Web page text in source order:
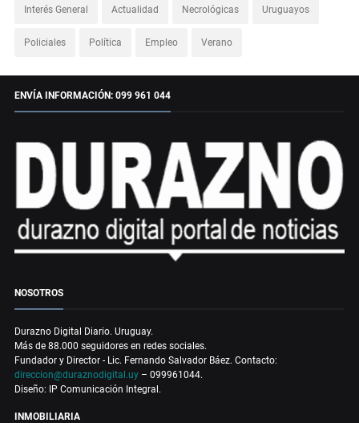
Interés General Actualidad Necrológicas Uruguayos
Policiales Política Empleo Verano
ENVÍA INFORMACIÓN: 099 961 044
NOSOTROS
Durazno Digital Diario. Uruguay.
Más de 88.000 seguidores en redes sociales.
Fundador y Director - Lic. Fernando Salvador Báez. Contacto:
direccion@duraznodigital.uy – 099961044.
Diseño: IP Comunicación Integral.
INMOBILIARIA